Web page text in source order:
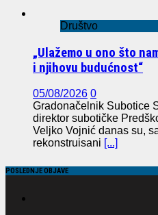
Društvo
„Ulažemo u ono što
i njihovu budućnost“
05/08/2026 0
Gradonačelnik Subotice
direktor subotičke
Veljko Vojnić danas su,
rekonstruisani [...]
POSLEDNJE OBJAVE